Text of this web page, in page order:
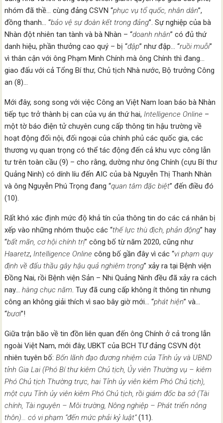
nhóm đã thề… cùng đảng CSVN “phục vụ tổ quốc, nhân dân”,
đồng thanh… “bảo vệ sự đoàn kết trong đảng”. Sự nghiệp của bà
Nhàn đột nhiên tan tành và bà Nhàn – “doanh nhân” có đủ thứ
danh hiệu, phần thưởng cao quý – bị “đập” như đập… “ruồi muỗi”
vì thân cận với ông Phạm Minh Chính mà ông Chính thì đang…
giao đấu với cả Tổng Bí thư, Chủ tịch Nhà nước, Bộ trưởng Công
an (8)…
Mới đây, song song với việc Công an Việt Nam loan báo bà Nhàn
tiếp tục trở thành bị can của vụ án thứ hai,Intelligence Online –
một tờ báo điện tử chuyên cung cấp thông tin hậu trường về
hoạt động đối nội, đối ngoại của chính phủ các quốc gia, các
thương vụ quan trọng có thể tác động đến cả khu vực công lẫn
tư trên toàn cầu (9) – cho rằng, dường như ông Chính (cựu Bí thư
Quảng Ninh) có dính líu đến AIC của bà Nguyễn Thị Thanh Nhàn
và ông Nguyễn Phú Trọng đang “quan tâm đặc biệt” đến điều đó
(10).
Rất khó xác định mức độ khả tín của thông tin do các cá nhân bị
xếp vào những nhóm thuộc các “thế lực thù địch, phản động” hay
“bất mãn, cơ hội chính trị” công bố từ năm 2020, cũng như
Haaretz,Intelligence Online công bố gần đây vì các “vi phạm quy
định về đấu thầu gây hậu quả nghiêm trọng” xảy ra tại Bệnh viện
Đồng Nai, rồi Bệnh viện Sản – Nhi Quảng Ninh đều đã xảy ra cách
nay…hàng chục năm. Tuy đã cung cấp không ít thông tin nhưng
công an không giải thích vì sao bây giờ mới… “phát hiện” và…
“bươi”!
Giữa trận bão về tin đồn liên quan đến ông Chính ở cả trong lẫn
ngoài Việt Nam, mới đây, UBKT của BCH TƯ đảng CSVN đột
nhiên tuyên bố:Bốn lãnh đạo đương nhiệm của Tỉnh ủy và UBND
tỉnh Gia Lai (Phó Bí thư kiêm Chủ tịch, Ủy viên Thường vụ – kiêm
Phó Chủ tịch Thường trực, hai Tỉnh ủy viên kiêm Phó Chủ tịch),
một cựu Tỉnh ủy viên kiêm Phó Chủ tịch, rồigiám đốc ba sở (Tài
chính, Tài nguyên – Môi trường, Nông nghiệp – Phát triển nông
thôn)… có vi phạm “đến mức phải kỷ luật”(11).